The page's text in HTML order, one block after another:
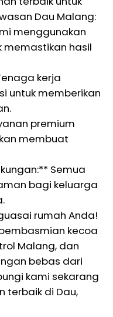
Dau Malang:
menggunakan
memastikan hasil
kerja
untuk memberikan
premium
membuat
Semua
bagi keluarga
rumah Anda!
kecoa
Malang, dan
bebas dari
kami sekarang
terbaik di Dau,